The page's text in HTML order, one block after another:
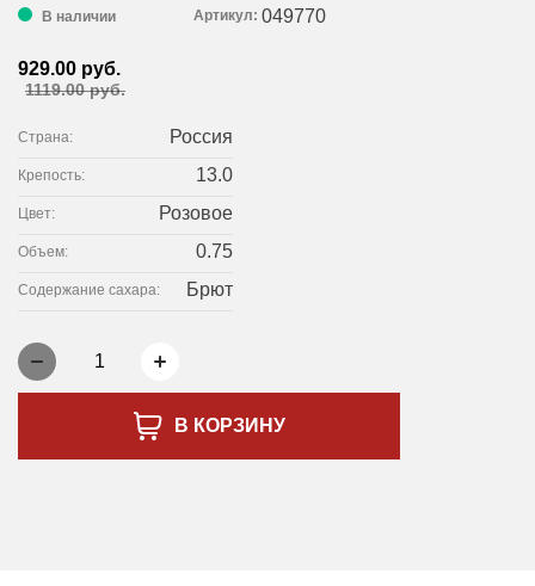
В наличии Артикул: 049770
929.00 руб.
1119.00 руб.
Страна: Россия
Крепость: 13.0
Цвет: Розовое
Объем: 0.75
Содержание сахара: Брют
1
В КОРЗИНУ